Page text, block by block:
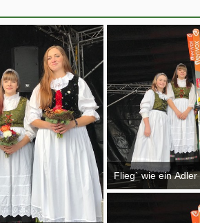
Flieg` wie ein
26. Februar 2017